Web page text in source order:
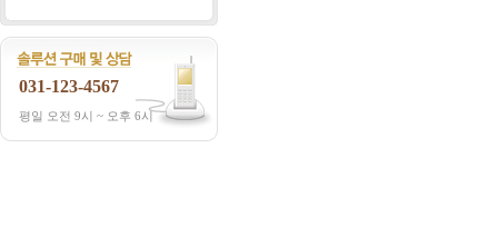
031-123-4567
평일 오전 9시 ~ 오후 6시